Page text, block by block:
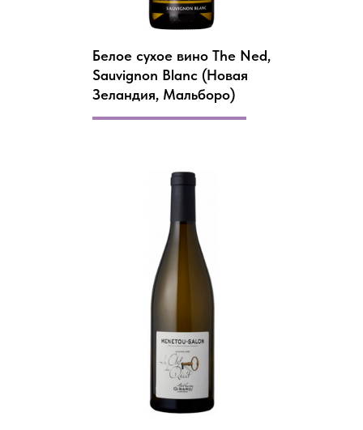
Белое сухое вино The Ned,
Sauvignon Blanc (Новая
Зеландия, Мальборо)